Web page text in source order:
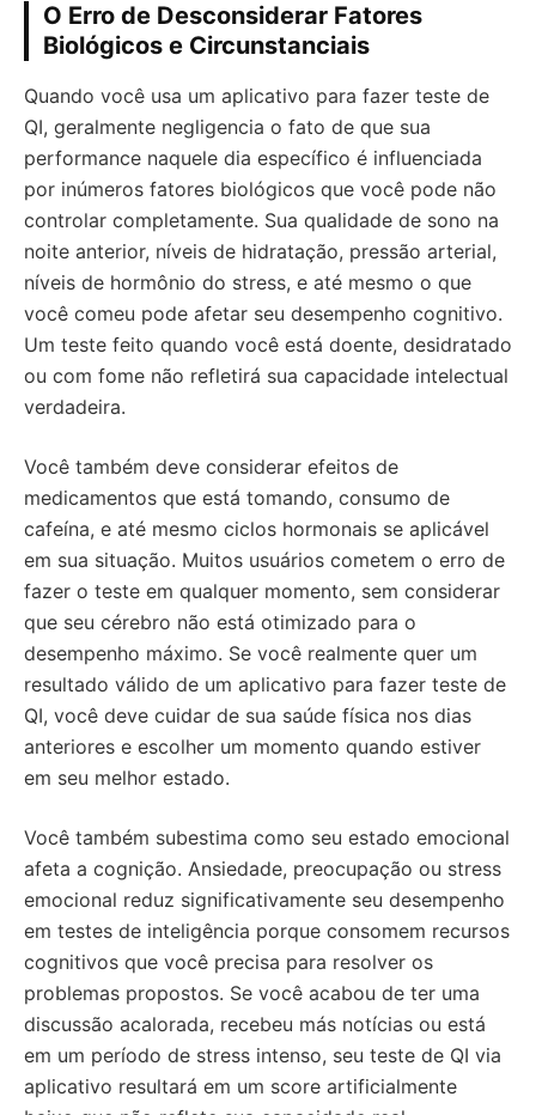
O Erro de Desconsiderar Fatores
Biológicos e Circunstanciais
Quando você usa um aplicativo para fazer teste de
QI, geralmente negligencia o fato de que sua
performance naquele dia específico é influenciada
por inúmeros fatores biológicos que você pode não
controlar completamente. Sua qualidade de sono na
noite anterior, níveis de hidratação, pressão arterial,
níveis de hormônio do stress, e até mesmo o que
você comeu pode afetar seu desempenho cognitivo.
Um teste feito quando você está doente, desidratado
ou com fome não refletirá sua capacidade intelectual
verdadeira.
Você também deve considerar efeitos de
medicamentos que está tomando, consumo de
cafeína, e até mesmo ciclos hormonais se aplicável
em sua situação. Muitos usuários cometem o erro de
fazer o teste em qualquer momento, sem considerar
que seu cérebro não está otimizado para o
desempenho máximo. Se você realmente quer um
resultado válido de um aplicativo para fazer teste de
QI, você deve cuidar de sua saúde física nos dias
anteriores e escolher um momento quando estiver
em seu melhor estado.
Você também subestima como seu estado emocional
afeta a cognição. Ansiedade, preocupação ou stress
emocional reduz significativamente seu desempenho
em testes de inteligência porque consomem recursos
cognitivos que você precisa para resolver os
problemas propostos. Se você acabou de ter uma
discussão acalorada, recebeu más notícias ou está
em um período de stress intenso, seu teste de QI via
aplicativo resultará em um score artificialmente